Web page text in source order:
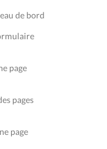
de bord
page
pages
page